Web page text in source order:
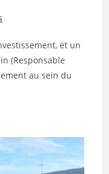
et un
(Responsable
au sein du